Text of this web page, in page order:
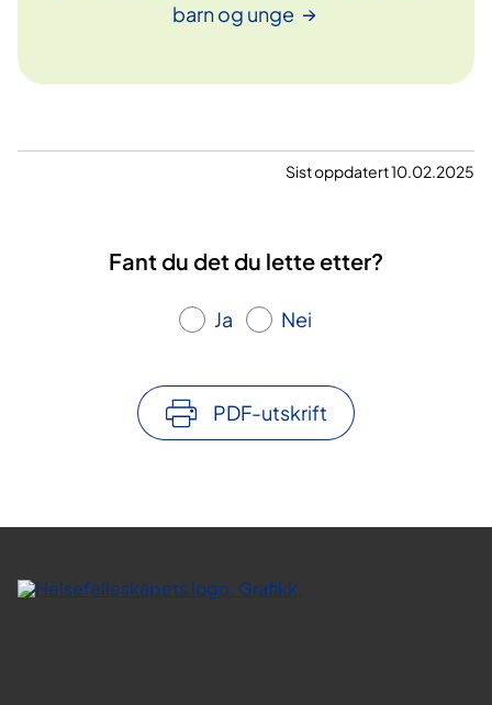
barn og unge
Sist oppdatert 10.02.2025
Fant du det du lette etter?
Ja Nei
PDF-utskrift